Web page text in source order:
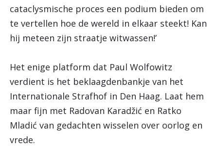
cataclysmische proces een podium bieden om
te vertellen hoe de wereld in elkaar steekt! Kan
hij meteen zijn straatje witwassen!’
Het enige platform dat Paul Wolfowitz
verdient is het beklaagdenbankje van het
Internationale Strafhof in Den Haag. Laat hem
maar fijn met Radovan Karadžić en Ratko
Mladić van gedachten wisselen over oorlog en
vrede.